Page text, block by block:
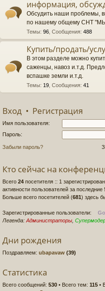
и
информация,
Обсудить наши проблемы,
по нашему общему СНТ
Темы: 96 Сообщения: 488
Купить/продать/
В этом разделе можно
саженцы, навоз и.т.д.
вспашке земли и.т.д.
Темы: 19 Сообщения: 41
Вход • Регистрация
Имя пользователя:
Пароль:
Забыли пароль?
Кто сейчас на
Всего 24 посетителя :: 1
активности пользователей за последние
Больше всего посетителей (681) здесь
Зарегистрированные пользователи:
Легенда: Администраторы
Дни рождения
Поздравляем: ubapavaw (39)
Статистика
Всего сообщений: 530 • Всего тем: 115 •